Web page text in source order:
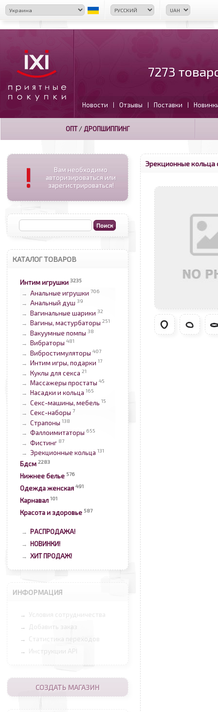
7273
Новости | Отзывы | Поставки |
ОПТ/ ДРОПШИППИНГ
!
Вам необходимо
авторизироваться или
зарегистрироваться!
КАТАЛОГ ТОВАРОВ
Интим игрушки 3235
→ Анальные игрушки 706
→ Анальный душ 39
→ Вагинальные шарики 32
→ Вагины, мастурбаторы 251
→ Вакуумные помпы 38
→ Вибраторы 481
→ Вибростимуляторы 407
→ Интим игры, подарки 17
→ Куклы для секса 21
→ Массажеры простаты 45
→ Насадки и кольца 165
→ Секс-машины, мебель 15
→ Секс-наборы 7
→ Страпоны 138
→ Фаллоимитаторы 655
→ Фистинг 87
→ Эрекционные кольца 131
Бдсм 2283
Нижнее белье 576
Одежда женская 491
Карнавал 101
Красота и здоровье 587
→ РАСПРОДАЖА!
→ НОВИНКИ!
→ ХИТ ПРОДАЖ!
ИНФОРМАЦИЯ
→ Условия сотрудничества
→ Добавить заказ
→ Статистика переходов
→ Инструкции API
СОЗДАТЬ МАГАЗИН
Эрекционные кольца